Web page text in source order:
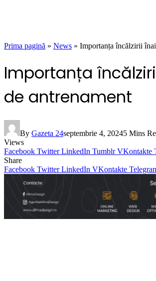
Prima pagină » News » Importanța încălzirii
Importanța
de antrenament
By Gazeta 24septembrie 4, 20245 Mins
Views
Facebook Twitter LinkedIn Tumblr VKontakte
Share
Facebook Twitter LinkedIn VKontakte